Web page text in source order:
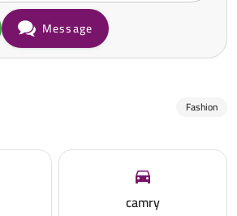
Fashion
camry
Message